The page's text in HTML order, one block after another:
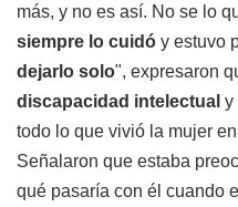
más, y no es así. No se lo
siempre lo cuidó y estuvo
dejarlo solo", expresaron
discapacidad intelectual y
todo lo que vivió la mujer
Señalaron que estaba
qué pasaría con él cuando